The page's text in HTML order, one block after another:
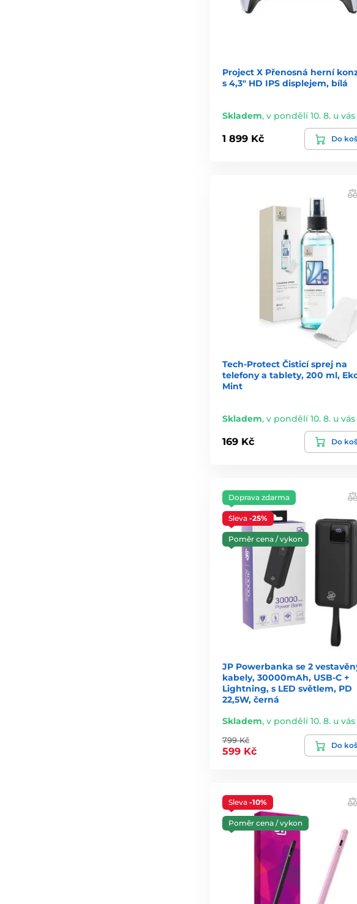
Project X Přenosná herní
s 4,3" HD IPS displejem, bílá
Skladem, v pondělí 10. 8. u vás
1 899 Kč Do
Tech-Protect Čisticí sprej na
telefony a tablety, 200 ml,
Mint
Skladem, v pondělí 10. 8. u vás
169 Kč Do
Doprava zdarma
Sleva -25%
Poměr cena / vykon
JP Powerbanka se 2
kabely, 30000mAh, USB-C +
Lightning, s LED světlem, PD
22,5W, černá
Skladem, v pondělí 10. 8. u vás
799 Kč
599 Kč
Do
Sleva -10%
Poměr cena / vykon